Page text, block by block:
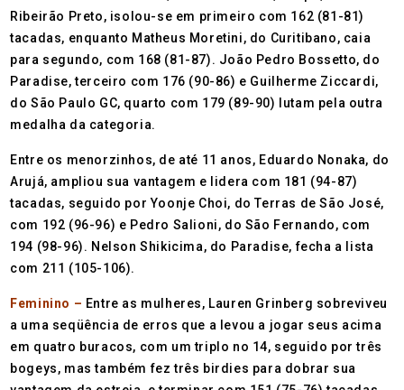
Ribeirão Preto, isolou-se em primeiro com 162 (81-81)
tacadas, enquanto Matheus Moretini, do Curitibano, caia
para segundo, com 168 (81-87). João Pedro Bossetto, do
Paradise, terceiro com 176 (90-86) e Guilherme Ziccardi,
do São Paulo GC, quarto com 179 (89-90) lutam pela outra
medalha da categoria.
Entre os menorzinhos, de até 11 anos, Eduardo Nonaka, do
Arujá, ampliou sua vantagem e lidera com 181 (94-87)
tacadas, seguido por Yoonje Choi, do Terras de São José,
com 192 (96-96) e Pedro Salioni, do São Fernando, com
194 (98-96). Nelson Shikicima, do Paradise, fecha a lista
com 211 (105-106).
Feminino – Entre as mulheres, Lauren Grinberg sobreviveu
a uma seqüência de erros que a levou a jogar seus acima
em quatro buracos, com um triplo no 14, seguido por três
bogeys, mas também fez três birdies para dobrar sua